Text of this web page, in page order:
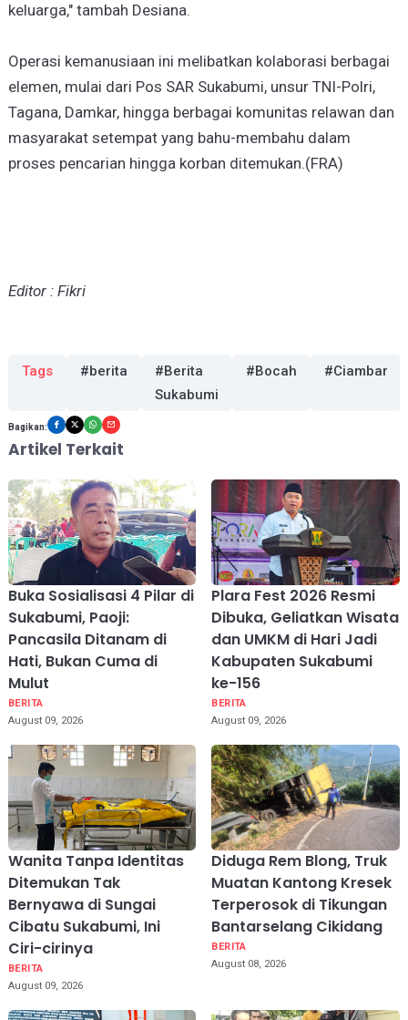
keluarga," tambah Desiana.
Operasi kemanusiaan ini melibatkan kolaborasi berbagai
elemen, mulai dari Pos SAR Sukabumi, unsur TNI-Polri,
Tagana, Damkar, hingga berbagai komunitas relawan dan
masyarakat setempat yang bahu-membahu dalam
proses pencarian hingga korban ditemukan.(FRA)
Editor : Fikri
Tags #berita
#Berita
Sukabumi
#Bocah #Ciambar
Bagikan:
Artikel Terkait
Buka Sosialisasi 4 Pilar di
Sukabumi, Paoji:
Pancasila Ditanam di
Hati, Bukan Cuma di
Mulut
BERITA
August 09, 2026
Plara Fest 2026 Resmi
Dibuka, Geliatkan Wisata
dan UMKM di Hari Jadi
Kabupaten Sukabumi
ke-156
BERITA
August 09, 2026
Wanita Tanpa Identitas
Ditemukan Tak
Bernyawa di Sungai
Cibatu Sukabumi, Ini
Ciri-cirinya
BERITA
August 09, 2026
Diduga Rem Blong, Truk
Muatan Kantong Kresek
Terperosok di Tikungan
Bantarselang Cikidang
BERITA
August 08, 2026